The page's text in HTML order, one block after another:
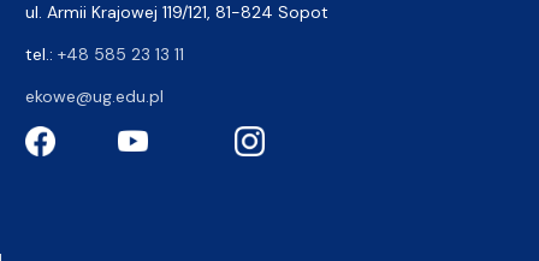
ul. Armii Krajowej 119/121, 81-824 Sopot
tel.: +48 585 23 13 11
ekowe@ug.edu.pl